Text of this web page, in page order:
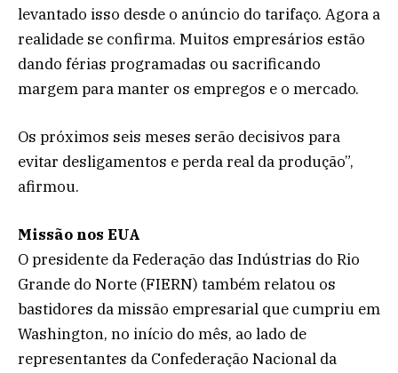
levantado isso desde o anúncio do tarifaço. Agora a
realidade se confirma. Muitos empresários estão
dando férias programadas ou sacrificando
margem para manter os empregos e o mercado.
Os próximos seis meses serão decisivos para
evitar desligamentos e perda real da produção”,
afirmou.
Missão nos EUA
O presidente da Federação das Indústrias do Rio
Grande do Norte (FIERN) também relatou os
bastidores da missão empresarial que cumpriu em
Washington, no início do mês, ao lado de
representantes da Confederação Nacional da